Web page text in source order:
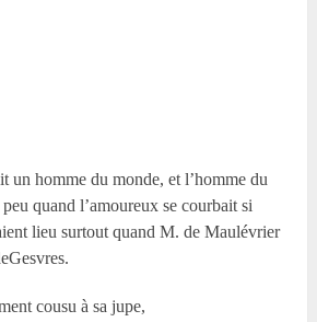
un homme du monde, et l’homme du
quand l’amoureux se courbait si
lieu surtout quand M. de Maulévrier
cousu à sa jupe,